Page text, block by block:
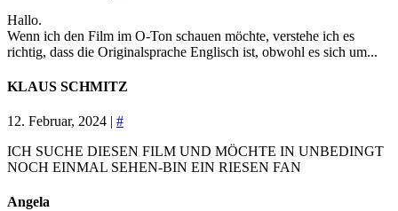
Hallo.
Wenn ich den Film im O-Ton schauen möchte, verstehe ich es
richtig, dass die Originalsprache Englisch ist, obwohl es sich um...
KLAUS SCHMITZ
12. Februar, 2024 | #
ICH SUCHE DIESEN FILM UND MÖCHTE IN UNBEDINGT
NOCH EINMAL SEHEN-BIN EIN RIESEN FAN
Angela